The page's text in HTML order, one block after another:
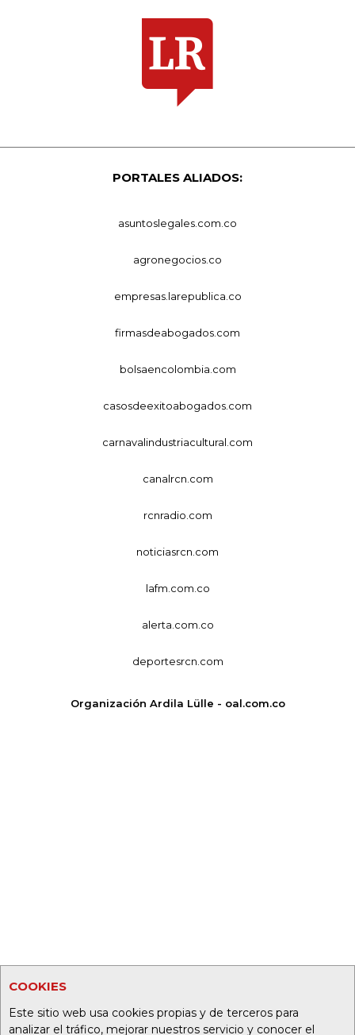
COOKIES
Este sitio web usa cookies propias y de terceros para
analizar el tráfico, mejorar nuestros servicio y conocer el
PORTALES ALIADOS:
asuntoslegales.com.co
agronegocios.co
empresas.larepublica.co
firmasdeabogados.com
bolsaencolombia.com
casosdeexitoabogados.com
carnavalindustriacultural.com
canalrcn.com
rcnradio.com
noticiasrcn.com
lafm.com.co
alerta.com.co
deportesrcn.com
Organización Ardila Lülle - oal.com.co